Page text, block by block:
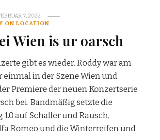
7, 2022
ON LOCATION
Wien is ur oarsch
gibt es wieder. Roddy war am
einmal in der Szene Wien und
Premiere der neuen Konzertserie
bei. Bandmäßig setzte die
auf Schaller und Rausch,
Romeo und die Winterreifen und